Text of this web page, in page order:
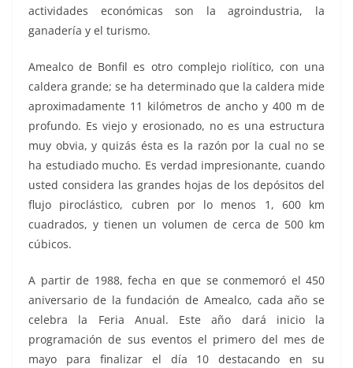
actividades económicas son la agroindustria, la
ganadería y el turismo.
Amealco de Bonfil es otro complejo riolítico, con una
caldera grande; se ha determinado que la caldera mide
aproximadamente 11 kilómetros de ancho y 400 m de
profundo. Es viejo y erosionado, no es una estructura
muy obvia, y quizás ésta es la razón por la cual no se
ha estudiado mucho. Es verdad impresionante, cuando
usted considera las grandes hojas de los depósitos del
flujo piroclástico, cubren por lo menos 1, 600 km
cuadrados, y tienen un volumen de cerca de 500 km
cúbicos.
A partir de 1988, fecha en que se conmemoró el 450
aniversario de la fundación de Amealco, cada año se
celebra la Feria Anual. Este año dará inicio la
programación de sus eventos el primero del mes de
mayo para finalizar el día 10 destacando en su